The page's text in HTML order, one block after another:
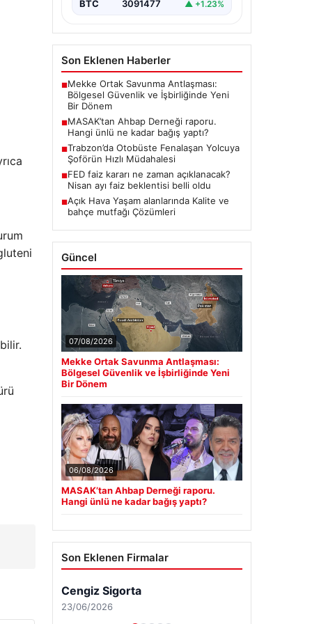
BTC 3091477 ▲ +1.23%
Son Eklenen Haberler
■Mekke Ortak Savunma Antlaşması:
Bölgesel Güvenlik ve İşbirliğinde Yeni
Bir Dönem
■MASAK’tan Ahbap Derneği raporu.
Hangi ünlü ne kadar bağış yaptı?
■Trabzon’da Otobüste Fenalaşan Yolcuya
Şoförün Hızlı Müdahalesi
■FED faiz kararı ne zaman açıklanacak?
Nisan ayı faiz beklentisi belli oldu
■Açık Hava Yaşam alanlarında Kalite ve
bahçe mutfağı Çözümleri
Güncel
07/08/2026
Mekke Ortak Savunma Antlaşması:
Bölgesel Güvenlik ve İşbirliğinde Yeni
Bir Dönem
06/08/2026
MASAK’tan Ahbap Derneği raporu.
Hangi ünlü ne kadar bağış yaptı?
Son Eklenen Firmalar
Cengiz Sigorta
23/06/2026